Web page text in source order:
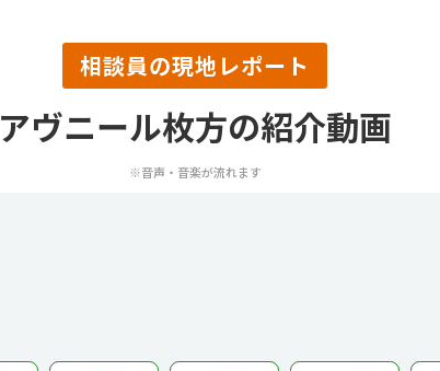
相談員の現地レポート
アヴニール枚方の紹介動画
※音声・音楽が流れます